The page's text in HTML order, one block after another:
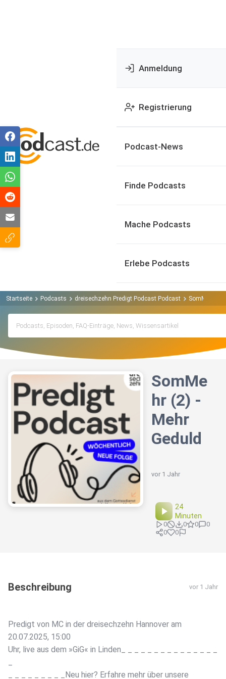
Anmeldung
Registrierung
Podcast-News
Finde Podcasts
Mache Podcasts
Erlebe Podcasts
Startseite Podcasts dreisechzehn Predigt Podcast Podcast SomMehr (2)
SomMe
hr (2) -
Mehr
Geduld
vor 1 Jahr
24
Minuten
0 0 0
0
0
0
Beschreibung vor 1 Jahr
Predigt von MC in der dreisechzehn Hannover am
20.07.2025, 15:00
Uhr, live aus dem »GiG« in Linden_ _ _ _ _ _ _ _ _ _ _ _ _ _ _
_ _ _ _ _ _ _ _ _Neu hier? Erfahre mehr über unsere